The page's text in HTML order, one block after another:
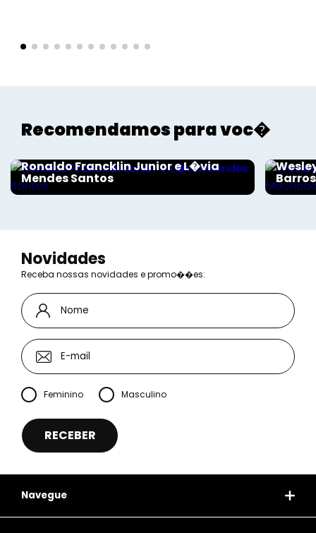
Recomendamos para voc�
Ronaldo Francklin Junior e L�via
Mendes Santos
Novidades
Receba nossas novidades e promo��es:
Feminino Masculino
Navegue